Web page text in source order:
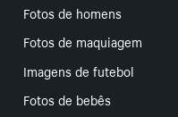
Fotos de homens
Fotos de maquiagem
Imagens de futebol
Fotos de bebês